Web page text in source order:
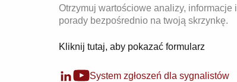
Otrzymuj wartościowe analizy, informacje i
porady bezpośrednio na twoją skrzynkę.
Kliknij tutaj, aby pokazać formularz
System zgłoszeń dla sygnalistów